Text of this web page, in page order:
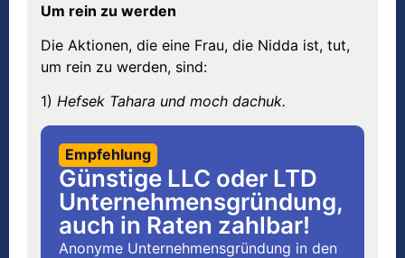
Um rein zu werden
Die Aktionen, die eine Frau, die Nidda ist, tut,
um rein zu werden, sind:
1) Hefsek Tahara und moch dachuk.
Empfehlung
Günstige LLC oder LTD
Unternehmensgründung,
auch in Raten zahlbar!
Anonyme Unternehmensgründung in den